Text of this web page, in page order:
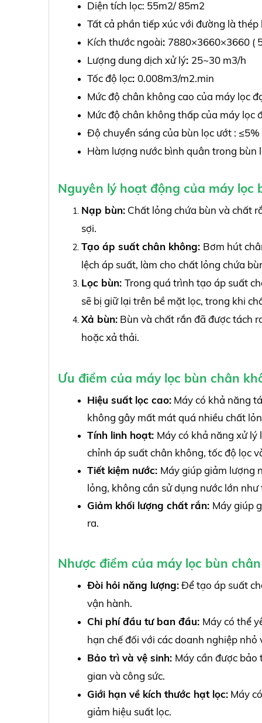
Diện tích lọc: 55m2/ 85m2
Tất cả phần tiếp xúc với đường là thép
Kích thước ngoài: 7880×3660×3660 (
Lượng dung dịch xử lý: 25~30 m3/h
Tốc độ lọc: 0.008m3/m2.min
Mức độ chân không cao của máy lọc
Mức độ chân không thấp của máy lọc
Độ chuyển sáng của bùn lọc ướt : ≤5%
Hàm lượng nước bình quân trong bùn
Nguyên lý hoạt động của máy lọc
Nạp bùn: Chất lỏng chứa bùn và chất
sợi.
Tạo áp suất chân không: Bơm hút
lệch áp suất, làm cho chất lỏng chứa
Lọc bùn: Trong quá trình tạo áp suất
sẽ bị giữ lại trên bề mặt lọc, trong khi
Xả bùn: Bùn và chất rắn đã được tách
hoặc xả thải.
Ưu điểm của máy lọc bùn chân
Hiệu suất lọc cao: Máy có khả năng
không gây mất mát quá nhiều chất
Tính linh hoạt: Máy có khả năng xử lý
chỉnh áp suất chân không, tốc độ lọc
Tiết kiệm nước: Máy giúp giảm lượng
lỏng, không cần sử dụng nước lớn
Giảm khối lượng chất rắn: Máy giúp
ra.
Nhược điểm của máy lọc bùn
Đòi hỏi năng lượng:Để tạo áp suất
vận hành.
Chi phí đầu tư ban đầu: Máy có thể
hạn chế đối với các doanh nghiệp nhỏ
Bảo trì và vệ sinh: Máy cần được
gian và công sức.
Giới hạn về kích thước hạt lọc: Máy
giảm hiệu suất lọc.